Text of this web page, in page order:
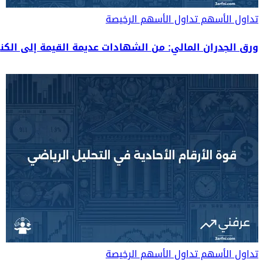
تداول الأسهمتداول الأسهم الرخيصة
ورق الجدران المالي: من الشهادات عديمة القيمة إلى
تداول الأسهمتداول الأسهم الرخيصة